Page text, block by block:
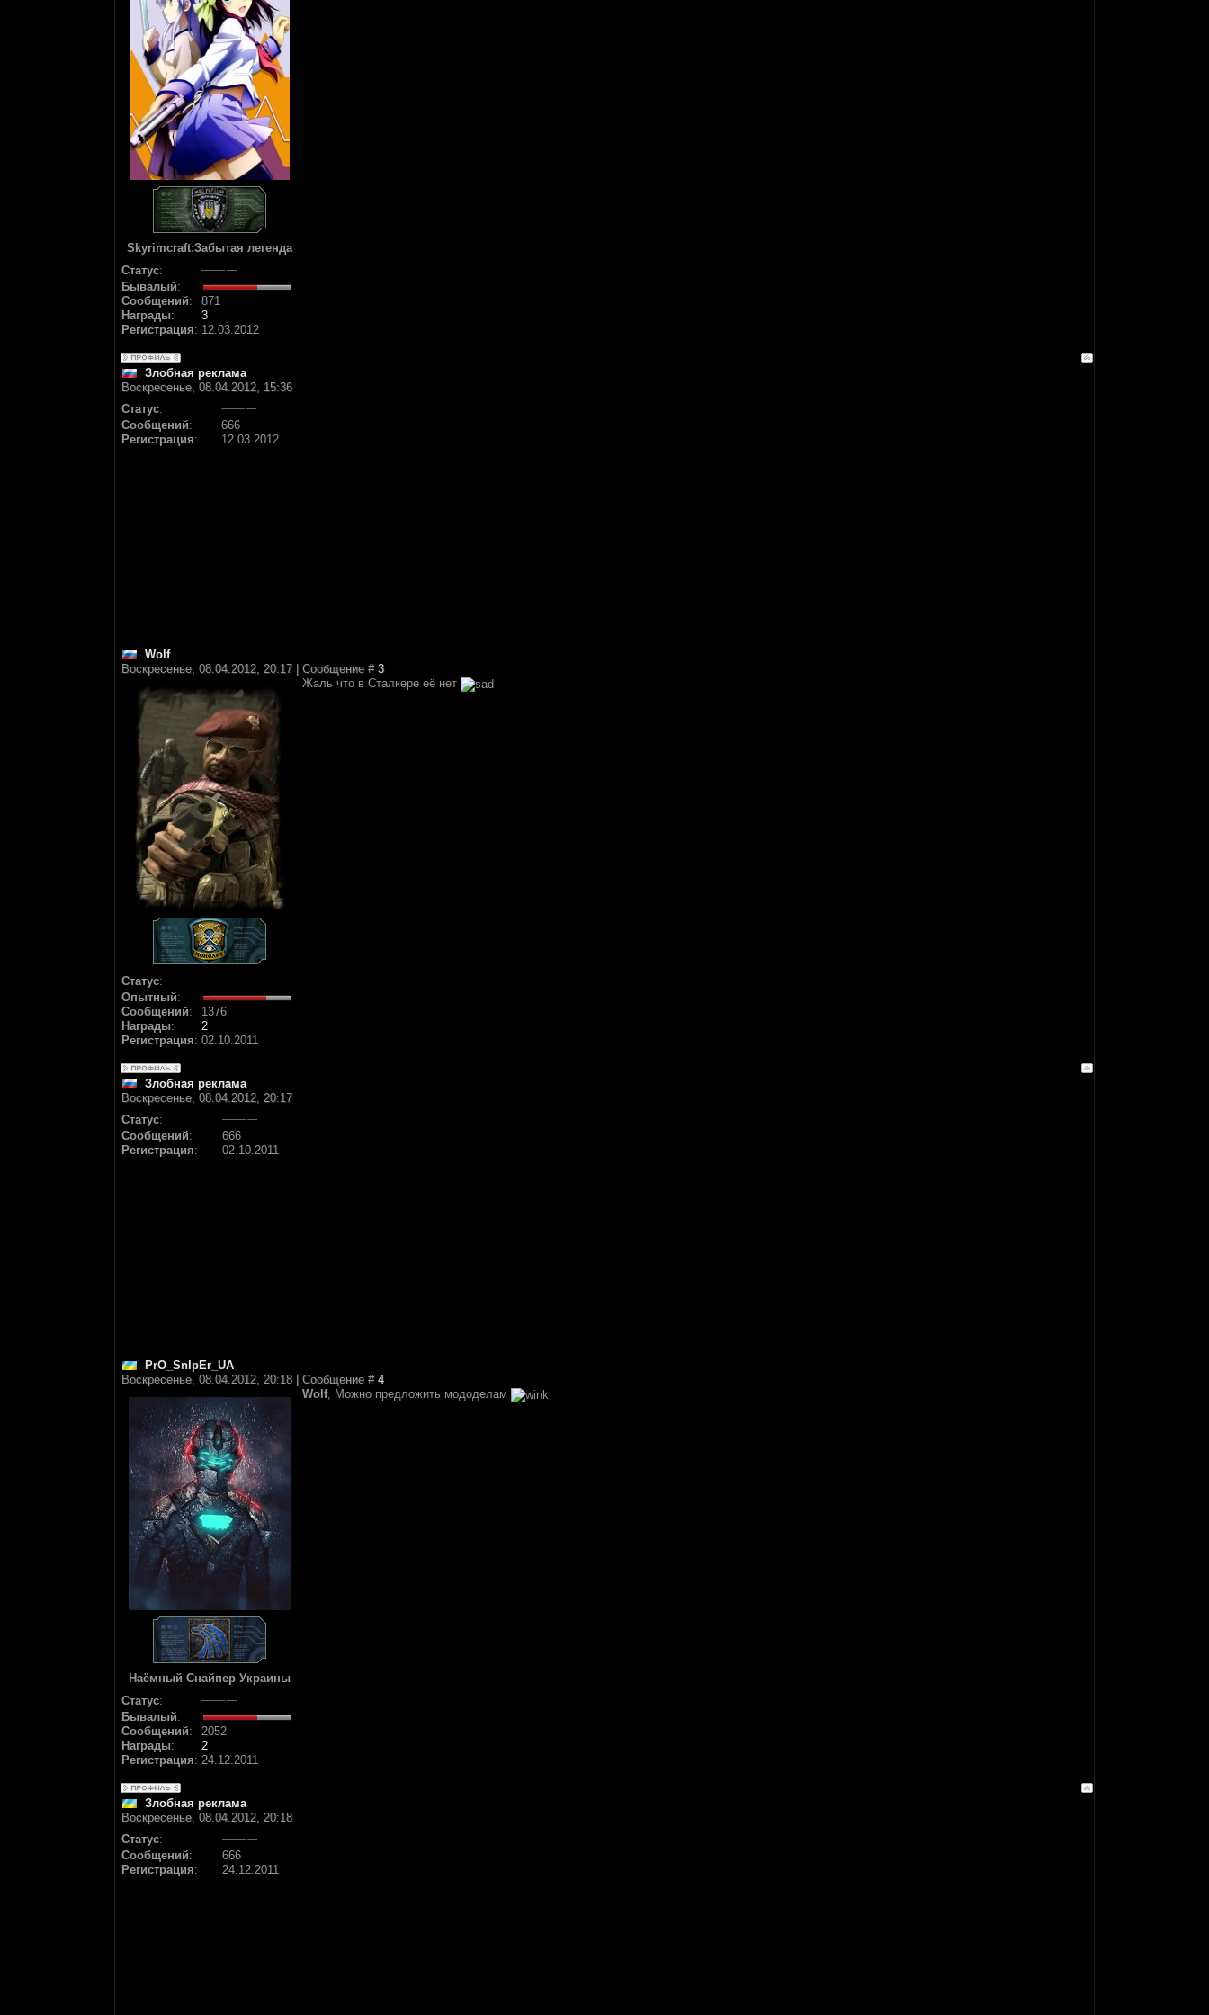
Skyrimcraft:Забытая легенда
Статус:
Бывалый:
Сообщений:
871
Награды:
3
Регистрация: 12.03.2012
Злобная реклама
Воскресенье, 08.04.2012, 15:36
Статус:
Сообщений:
666
Регистрация: 12.03.2012
Wolf
Воскресенье, 08.04.2012, 20:17 | Сообщение # 3
Статус:
Опытный:
Сообщений:
1376
Награды:
2
Регистрация: 02.10.2011
Жаль что в Сталкере её нет
Злобная реклама
Воскресенье, 08.04.2012, 20:17
Статус:
Сообщений:
666
Регистрация: 02.10.2011
PrO_SnIpEr_UA
Воскресенье, 08.04.2012, 20:18 | Сообщение # 4
Наёмный Снайпер Украины
Статус:
Бывалый:
Сообщений:
2052
Награды:
2
Регистрация: 24.12.2011
Wolf, Можно предложить мододелам
Злобная реклама
Воскресенье, 08.04.2012, 20:18
Статус:
Сообщений:
666
Регистрация: 24.12.2011